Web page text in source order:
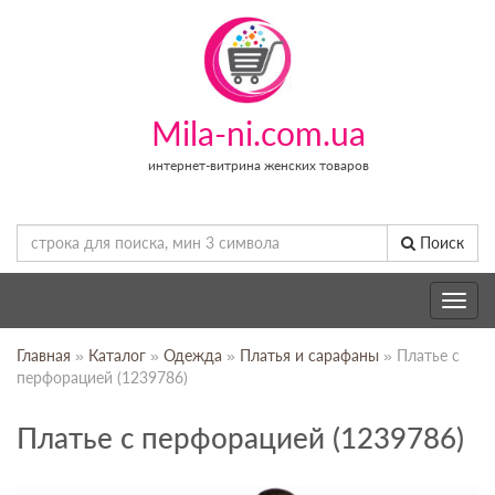
Mila-ni.com.ua
интернет-витрина женских товаров
Поиск
Toggle
Главная » Каталог » Одежда » Платья и сарафаны » Платье с
перфорацией (1239786)
Платье с перфорацией (1239786)